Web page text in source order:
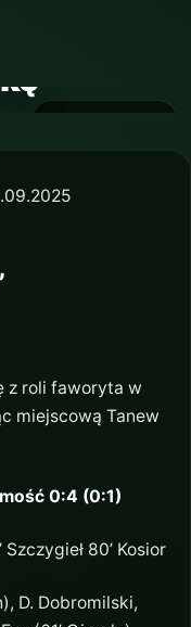
z roli faworyta w
miejscową Tanew
0:4 (0:1)
Szczygieł 80’ Kosior
D. Dobromilski,